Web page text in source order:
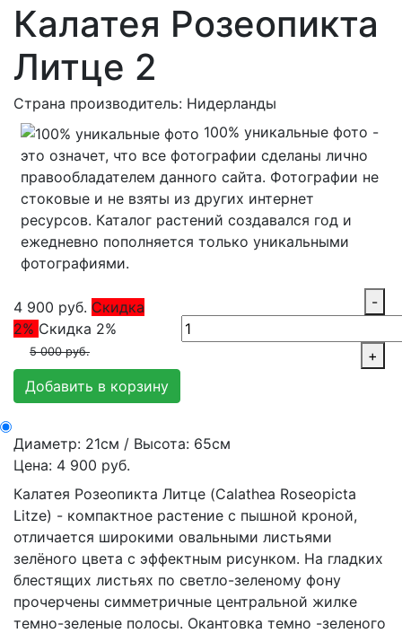
Калатея Розеопикта
Литце 2
Страна производитель: Нидерланды
100% уникальные фото -
это означет, что все фотографии сделаны лично
правообладателем данного сайта. Фотографии не
стоковые и не взяты из других интернет
ресурсов. Каталог растений создавался год и
ежедневно пополняется только уникальными
фотографиями.
4 900 руб. Скидка
2% Скидка 2%
5 000 руб.
-
+
Добавить в корзину
Диаметр: 21см / Высота: 65см
Цена: 4 900 руб.
Калатея Розеопикта Литце (Calathea Roseopicta
Litze) - компактное растение с пышной кроной,
отличается широкими овальными листьями
зелёного цвета с эффектным рисунком. На гладких
блестящих листьях по светло-зеленому фону
прочерчены симметричные центральной жилке
темно-зеленые полосы. Окантовка темно -зеленого